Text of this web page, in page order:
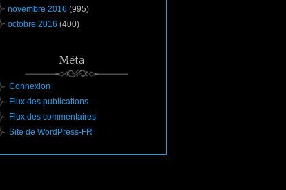
novembre 2016 (995)
octobre 2016 (400)
Méta
Connexion
Flux des publications
Flux des commentaires
Site de WordPress-FR